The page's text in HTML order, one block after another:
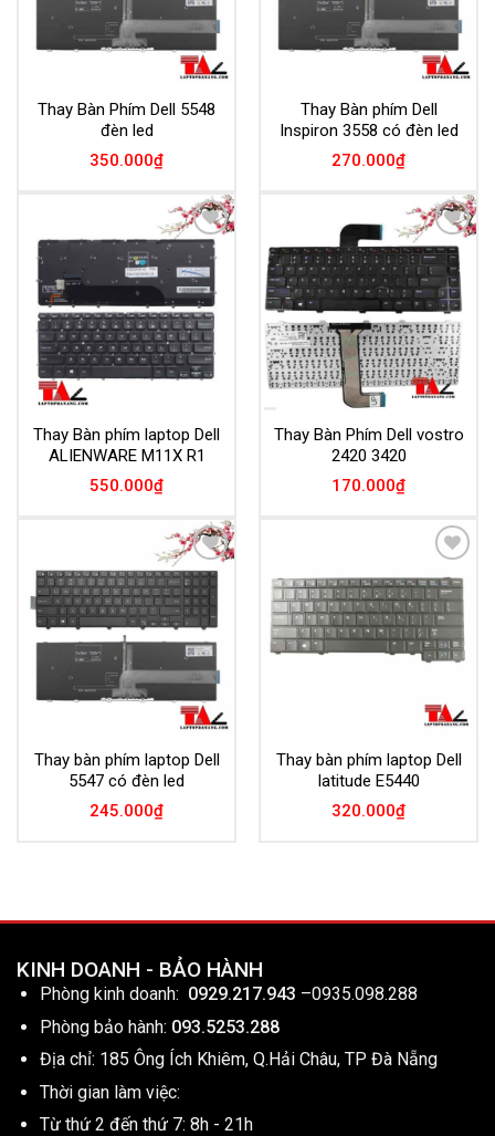
Thay Bàn Phím Dell 5548
đèn led
350.000₫
Thay Bàn phím Dell
Inspiron 3558 có đèn led
270.000₫
Add to
Wishlist
Thay Bàn phím laptop Dell
ALIENWARE M11X R1
550.000₫
Add to
Wishlist
Thay Bàn Phím Dell vostro
2420 3420
170.000₫
Add to
Wishlist
Thay bàn phím laptop Dell
5547 có đèn led
245.000₫
Add to
Wishlist
Thay bàn phím laptop Dell
latitude E5440
320.000₫
KINH DOANH - BẢO HÀNH
Phòng kinh doanh: 0929.217.943 –0935.098.288
Phòng bảo hành: 093.5253.288
Địa chỉ: 185 Ông Ích Khiêm, Q.Hải Châu, TP Đà Nẵng
Thời gian làm việc:
Từ thứ 2 đến thứ 7: 8h - 21h